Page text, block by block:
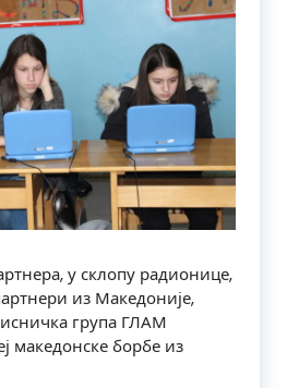
у склопу радионице,
из Македоније,
група ГЛАМ
македонске борбе из